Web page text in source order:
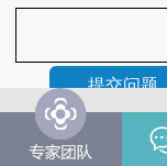
温馨提示：
我院将
意来电。